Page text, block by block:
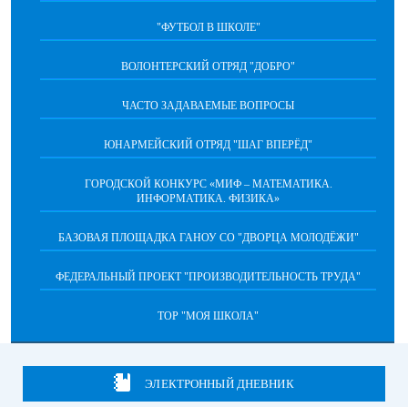
"ФУТБОЛ В ШКОЛЕ"
ВОЛОНТЕРСКИЙ ОТРЯД "ДОБРО"
ЧАСТО ЗАДАВАЕМЫЕ ВОПРОСЫ
ЮНАРМЕЙСКИЙ ОТРЯД "ШАГ ВПЕРËД"
ГОРОДСКОЙ КОНКУРС «МИФ – МАТЕМАТИКА.
ИНФОРМАТИКА. ФИЗИКА»
БАЗОВАЯ ПЛОЩАДКА ГАНОУ СО "ДВОРЦА МОЛОДЁЖИ"
ФЕДЕРАЛЬНЫЙ ПРОЕКТ "ПРОИЗВОДИТЕЛЬНОСТЬ ТРУДА"
ТОР "МОЯ ШКОЛА"
ЭЛЕКТРОННЫЙ ДНЕВНИК